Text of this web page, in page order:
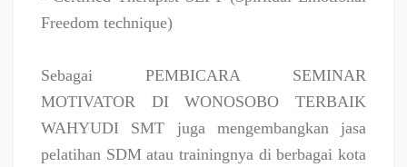
Freedom technique)
Sebagai PEMBICARA SEMINAR
MOTIVATOR DI WONOSOBO TERBAIK
WAHYUDI SMT juga mengembangkan jasa
pelatihan SDM atau trainingnya di berbagai kota